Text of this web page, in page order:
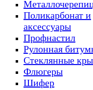
Поликарбонат и
аксессуары
Профнастил
Рулонная
Стеклянные
Флюгеры
Шифер